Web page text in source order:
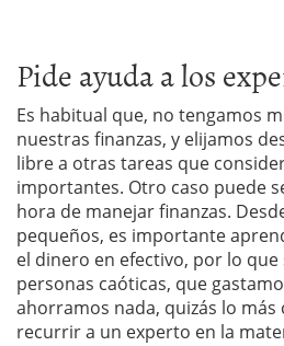
Pide ayuda a los
Es habitual que, no tengamos
nuestras finanzas, y elijamos
libre a otras tareas que
importantes. Otro caso puede
hora de manejar finanzas.
pequeños, es importante
el dinero en efectivo, por lo
personas caóticas, que
ahorramos nada, quizás lo más
recurrir a un experto en la